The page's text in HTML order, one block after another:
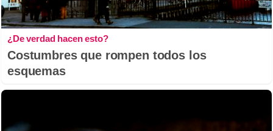
¿De verdad hacen esto?
Costumbres que rompen todos los
esquemas